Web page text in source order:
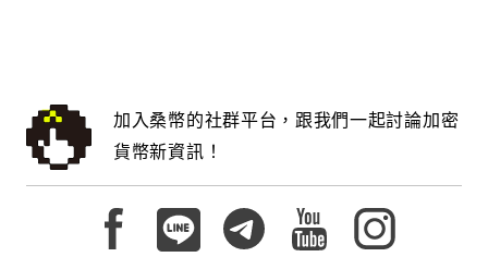
加入桑幣的社群平台，跟我們一起討論加密
貨幣新資訊！